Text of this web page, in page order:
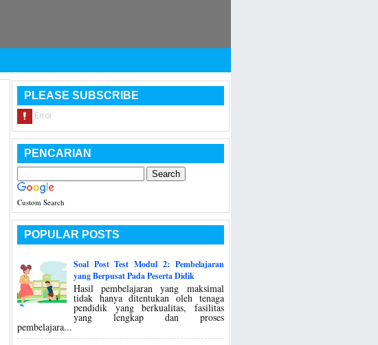
PLEASE SUBSCRIBE
PENCARIAN
Custom Search
POPULAR POSTS
Soal Post Test Modul 2: Pembelajaran
yang Berpusat Pada Peserta Didik
Hasil pembelajaran yang maksimal
tidak hanya ditentukan oleh tenaga
pendidik yang berkualitas, fasilitas
yang lengkap dan proses
pembelajara...